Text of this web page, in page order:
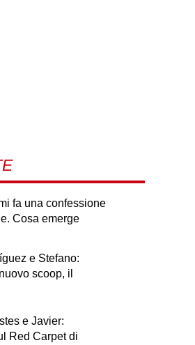
fa una confessione
Cosa emerge
e Stefano:
scoop, il
e Javier:
Red Carpet di